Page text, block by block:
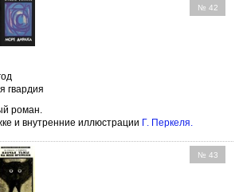
№ 42
гвардия
роман.
и внутренние иллюстрации Г. Перкеля.
№ 43